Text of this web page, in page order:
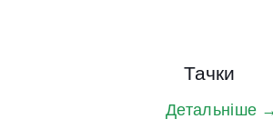
Тачки
Детальніше